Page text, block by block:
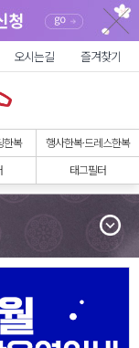
오시는길 즐겨찾기
한복
행사한복·드레스한복
태그필터